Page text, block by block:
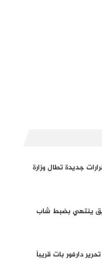
جديدة تطال وزارة
ينتهي بضبط شاب
دارفور بات قريباً